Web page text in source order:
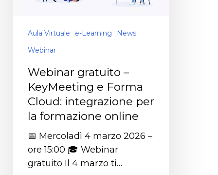
Aula Virtuale e-Learning
News
Webinar
Webinar gratuito –
KeyMeeting e Forma
Cloud: integrazione per
la formazione online
📅 Mercoladì 4 marzo 2026 –
ore 15:00 🎓 Webinar
gratuito Il 4 marzo ti…